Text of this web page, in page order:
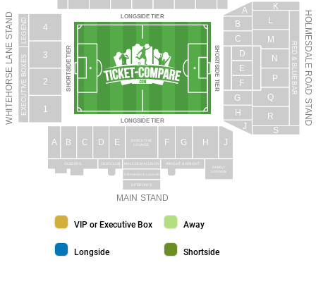
MAIN STAND
WHITEHORSE LANE STAND HOLMESDALE ROAD STAND
SHORTSIDE TIER
SHORTSIDE TIER
LONGSIDE TIER
LONGSIDE TIER
1
2
3
4
A B C D E F G H J
MALCOLM ALLISON
2010 CLUB
GLAZERS WRIGHT & BRIGHT
FAMILY
STEPHENSON LOUNGE
SPERONI’S
EXECUTIVE
LOUNGE
EXECUTIVE BOXES
LEGEND
A
B
C
D
E
F
G
H
J
K
L
M
N
P
Q
R
S
RED & BLUE BAR
VIP or Executive Box color
VIP or Executive Box Away color
Away
Longside color
Longside Shortside color
Shortside